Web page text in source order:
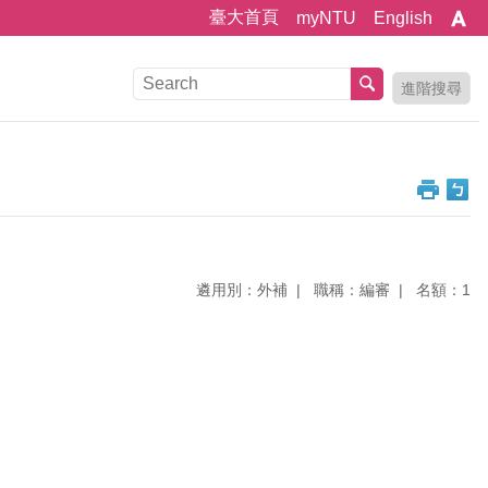
臺大首頁 myNTU English
進階搜尋
遴用別：外補 職稱：編審 名額：1